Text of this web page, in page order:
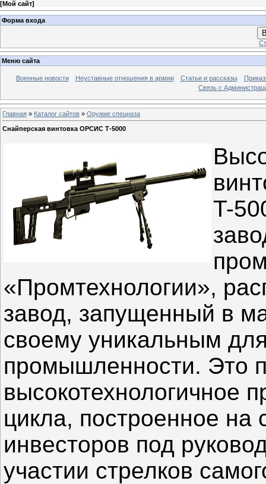
[Мой сайт]
Форма входа
Меню сайта
Военные новости Неуставные отношения в армии Статьи и рассказы
Связь с
Главная » Каталог сайтов » Оружие спецназа
Снайперская винтовка ОРСИС Т-5000
T-
«Промтехнологии»,
завод, запущенный в
своему уникальным
промышленности. Это
высокотехнологичное
цикла, построенное на
инвесторов под
участии стрелков